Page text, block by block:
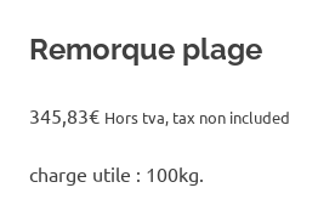
Remorque plage
345,83€ Hors tva, tax non included
charge utile : 100kg.